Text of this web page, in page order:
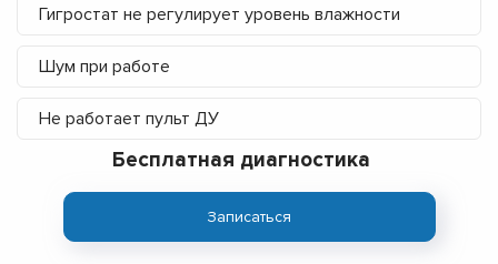
Гигростат не регулирует уровень влажности
Шум при работе
Не работает пульт ДУ
Бесплатная диагностика
Записаться